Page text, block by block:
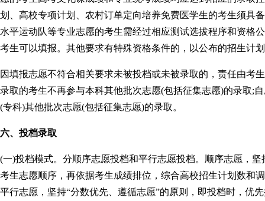
划、高校专项计划、农村订单定向培养免费医学生的考生须具
水平运动队等专业志愿的考生需经过相应测试选拔程序和资格
考生可以填报。其他要求有特殊资格条件的，以公布的招生计
因填报志愿不符合相关要求未被投档或未被录取的，责任由考
录取的考生不再参与本科其他批次志愿(包括征集志愿)的录取;
(专科)其他批次志愿(包括征集志愿)的录取。
六、投档录取
(一)投档模式。分顺序志愿投档和平行志愿投档。顺序志愿，
考生志愿顺序，再依据考生成绩排位，综合高校招生计划数和
平行志愿，坚持“分数优先、遵循志愿”的原则，即投档时，优